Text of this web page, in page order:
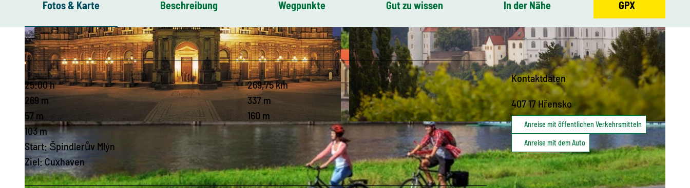
© Dittrich, Tourismus Marketing Gesellschaft Sachsen mbH © Marcus Gloger, Tourismus Marketing Gesellschaft Sachsen mbH
Fotos & Karte Beschreibung Wegpunkte Gut zu wissen In der Nähe GPX
25:00 h
269,75 km
269 m
337 m
57 m
160 m
103 m
Start: Špindlerův Mlýn
Ziel: Cuxhaven
Kontaktdaten
407 17Hřensko
Anreise mit öffentlichen Verkehrsmitteln
Anreise mit dem Auto